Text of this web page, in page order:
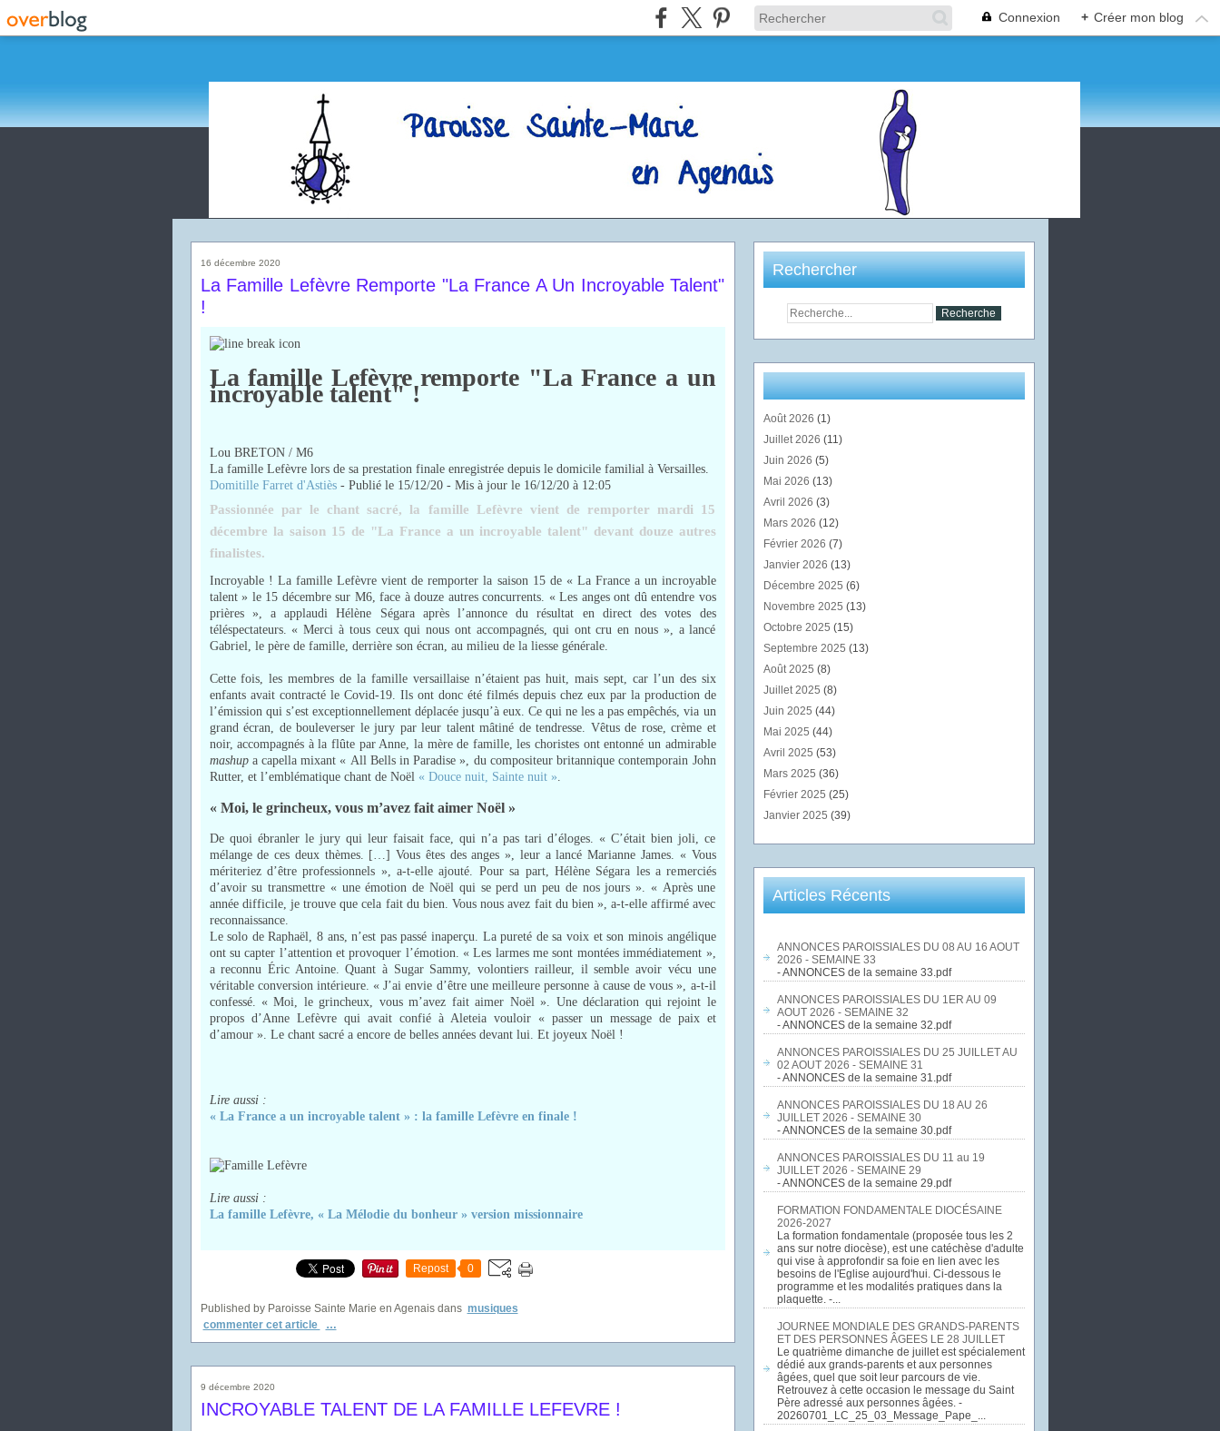
Connexion + Créer mon blog
16 décembre 2020
La Famille Lefèvre Remporte "La France A Un Incroyable Talent"
!
La famille Lefèvre remporte "La France a un
incroyable talent" !
Lou BRETON / M6
La famille Lefèvre lors de sa prestation finale enregistrée depuis le domicile familial à Versailles.
Domitille Farret d'Astiès- Publié le 15/12/20- Mis à jour le 16/12/20 à 12:05
Passionnée par le chant sacré, la famille Lefèvre vient de remporter mardi 15
décembre la saison 15 de "La France a un incroyable talent" devant douze autres
finalistes.
Incroyable ! La famille Lefèvre vient de remporter la saison 15 de « La France a un incroyable
talent » le 15 décembre sur M6, face à douze autres concurrents. « Les anges ont dû entendre vos
prières », a applaudi Hélène Ségara après l’annonce du résultat en direct des votes des
téléspectateurs. « Merci à tous ceux qui nous ont accompagnés, qui ont cru en nous », a lancé
Gabriel, le père de famille, derrière son écran, au milieu de la liesse générale.
Cette fois, les membres de la famille versaillaise n’étaient pas huit, mais sept, car l’un des six
enfants avait contracté le Covid-19. Ils ont donc été filmés depuis chez eux par la production de
l’émission qui s’est exceptionnellement déplacée jusqu’à eux. Ce qui ne les a pas empêchés, via un
grand écran, de bouleverser le jury par leur talent mâtiné de tendresse. Vêtus de rose, crème et
noir, accompagnés à la flûte par Anne, la mère de famille, les choristes ont entonné un admirable
mashupa capella mixant « All Bells in Paradise », du compositeur britannique contemporain John
Rutter, et l’emblématique chant de Noël « Douce nuit, Sainte nuit »
« Moi, le grincheux, vous m’avez fait aimer Noël »
De quoi ébranler le jury qui leur faisait face, qui n’a pas tari d’éloges. « C’était bien joli, ce
mélange de ces deux thèmes. […] Vous êtes des anges », leur a lancé Marianne James. « Vous
mériteriez d’être professionnels », a-t-elle ajouté. Pour sa part, Hélène Ségara les a remerciés
d’avoir su transmettre « une émotion de Noël qui se perd un peu de nos jours ». « Après une
année difficile, je trouve que cela fait du bien. Vous nous avez fait du bien », a-t-elle affirmé avec
reconnaissance.
Le solo de Raphaël, 8 ans, n’est pas passé inaperçu. La pureté de sa voix et son minois angélique
ont su capter l’attention et provoquer l’émotion. « Les larmes me sont montées immédiatement »,
a reconnu Éric Antoine. Quant à Sugar Sammy, volontiers railleur, il semble avoir vécu une
véritable conversion intérieure. « J’ai envie d’être une meilleure personne à cause de vous », a-t-il
confessé. « Moi, le grincheux, vous m’avez fait aimer Noël ». Une déclaration qui rejoint le
propos d’Anne Lefèvre qui avait confié à Aleteia vouloir « passer un message de paix et
d’amour ». Le chant sacré a encore de belles années devant lui. Et joyeux Noël !
Lire aussi :
« La France a un incroyable talent » : la famille Lefèvre en finale !
Lire aussi :
La famille Lefèvre, « La Mélodie du bonheur » version missionnaire
Repost 0
Published by Paroisse Sainte Marie en Agenais dans musiques
commenter cet article
…
9 décembre 2020
INCROYABLE TALENT DE LA FAMILLE LEFEVRE !
Rechercher
Août 2026 (1)
Juillet 2026 (11)
Juin 2026 (5)
Mai 2026 (13)
Avril 2026 (3)
Mars 2026 (12)
Février 2026 (7)
Janvier 2026 (13)
Décembre 2025 (6)
Novembre 2025 (13)
Octobre 2025 (15)
Septembre 2025 (13)
Août 2025 (8)
Juillet 2025 (8)
Juin 2025 (44)
Mai 2025 (44)
Avril 2025 (53)
Mars 2025 (36)
Février 2025 (25)
Janvier 2025 (39)
Articles Récents
ANNONCES PAROISSIALES DU 08 AU 16 AOUT
2026 - SEMAINE 33
- ANNONCES de la semaine 33.pdf
ANNONCES PAROISSIALES DU 1ER AU 09
AOUT 2026 - SEMAINE 32
- ANNONCES de la semaine 32.pdf
ANNONCES PAROISSIALES DU 25 JUILLET AU
02 AOUT 2026 - SEMAINE 31
- ANNONCES de la semaine 31.pdf
ANNONCES PAROISSIALES DU 18 AU 26
JUILLET 2026 - SEMAINE 30
- ANNONCES de la semaine 30.pdf
ANNONCES PAROISSIALES DU 11 au 19
JUILLET 2026 - SEMAINE 29
- ANNONCES de la semaine 29.pdf
FORMATION FONDAMENTALE DIOCÉSAINE
2026-2027
La formation fondamentale (proposée tous les 2
ans sur notre diocèse), est une catéchèse d'adulte
qui vise à approfondir sa foie en lien avec les
besoins de l'Eglise aujourd'hui. Ci-dessous le
programme et les modalités pratiques dans la
plaquette. -...
JOURNEE MONDIALE DES GRANDS-PARENTS
ET DES PERSONNES ÂGEES LE 28 JUILLET
Le quatrième dimanche de juillet est spécialement
dédié aux grands-parents et aux personnes
âgées, quel que soit leur parcours de vie.
Retrouvez à cette occasion le message du Saint
Père adressé aux personnes âgées. -
20260701_LC_25_03_Message_Pape_...